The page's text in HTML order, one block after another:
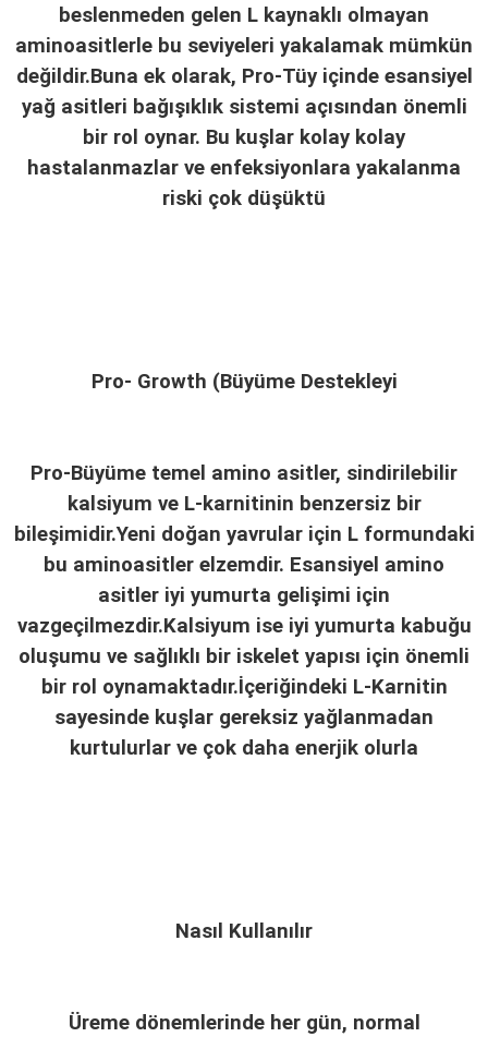
beslenmeden gelen L kaynaklı olmayan
aminoasitlerle bu seviyeleri yakalamak mümkün
değildir.Buna ek olarak, Pro-Tüy içinde esansiyel
yağ asitleri bağışıklık sistemi açısından önemli
bir rol oynar. Bu kuşlar kolay kolay
hastalanmazlar ve enfeksiyonlara yakalanma
riski çok düşüktü
Pro- Growth (Büyüme Destekleyi
Pro-Büyüme temel amino asitler, sindirilebilir
kalsiyum ve L-karnitinin benzersiz bir
bileşimidir.Yeni doğan yavrular için L formundaki
bu aminoasitler elzemdir. Esansiyel amino
asitler iyi yumurta gelişimi için
vazgeçilmezdir.Kalsiyum ise iyi yumurta kabuğu
oluşumu ve sağlıklı bir iskelet yapısı için önemli
bir rol oynamaktadır.İçeriğindeki L-Karnitin
sayesinde kuşlar gereksiz yağlanmadan
kurtulurlar ve çok daha enerjik olurla
Nasıl Kullanılır
Üreme dönemlerinde her gün, normal